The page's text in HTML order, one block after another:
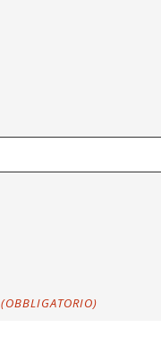
(OBBLIGATORIO)